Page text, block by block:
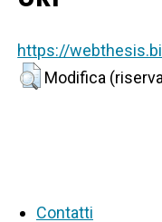
https://
Modifica
Contatti